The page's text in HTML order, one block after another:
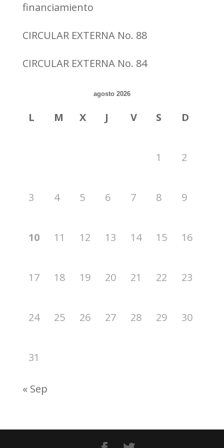
financiamiento
CIRCULAR EXTERNA No. 88
CIRCULAR EXTERNA No. 84
agosto 2026
L M X J V S D
1 2
3 4 5 6 7 8 9
10 11 12 13 14 15 16
17 18 19 20 21 22 23
24 25 26 27 28 29 30
31
« Sep